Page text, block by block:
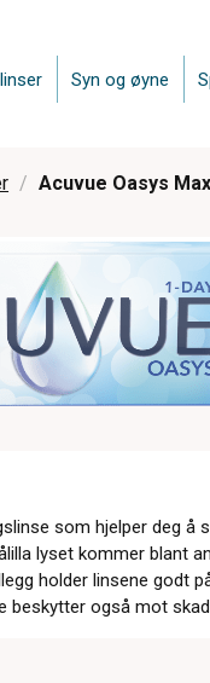
Syn og øyne
Acuvue Oasys
som hjelper deg å
lyset kommer blant
holder linsene godt
beskytter også mot